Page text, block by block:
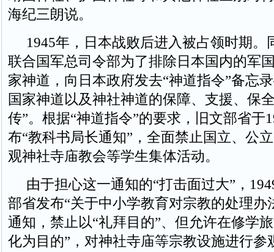
海纪三朗说。
1945年，日本战败后进入被占领时期。
联合国军总司令部为了排除日本国内的军
家神道，向日本政府发去“神道指令”备忘
国家神道以及神社神道的保障、支援、保
传”。根据“神道指令”的要求，旧文部省于
布“教科书局长通知”，全面禁止国立、公
观神社寺庙教会等学生集体活动。
由于担心这一通知的“打击面过大”，
部省发布“关于中小学教育对宗教的处理办
通知，禁止以“礼拜目的”、但允许在修学
化为目的”，对神社寺庙等宗教设施进行参